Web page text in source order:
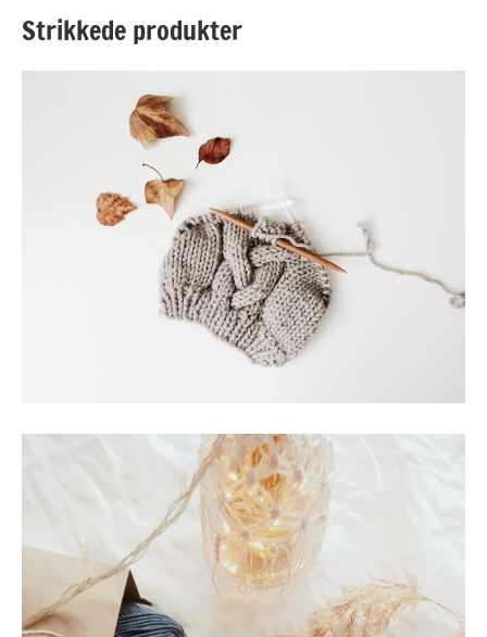
Strikkede produkter